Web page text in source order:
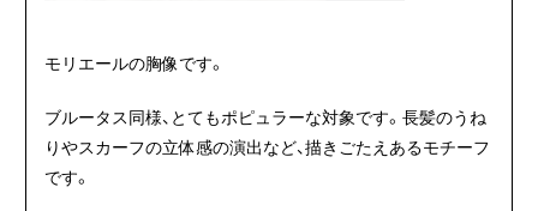
モリエールの胸像です。
ブルータス同様、とてもポピュラーな対象です。長髪のうね
りやスカーフの立体感の演出など、描きごたえあるモチーフ
です。